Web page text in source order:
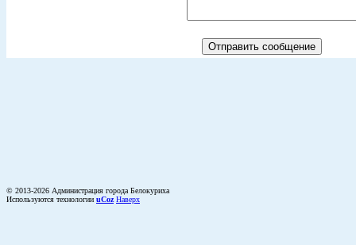
© 2013-2026 Администрация города Белокуриха
Используются технологии uCoz Наверх